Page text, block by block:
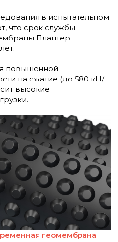
в испытательном
что срок службы
Плантер
повышенной
на сжатие (до 580 кН/
высокие
геомембрана